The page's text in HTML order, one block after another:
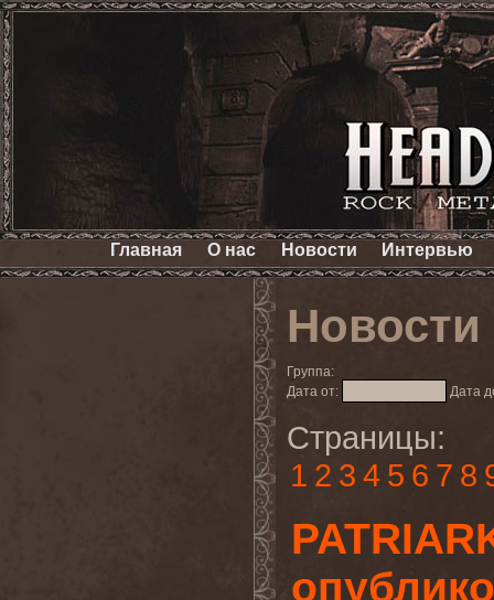
Главная О нас Новости Интервью
Новости
Группа:
Дата от:
Дата
Страницы:
1 2 3 4 5 6 7 8